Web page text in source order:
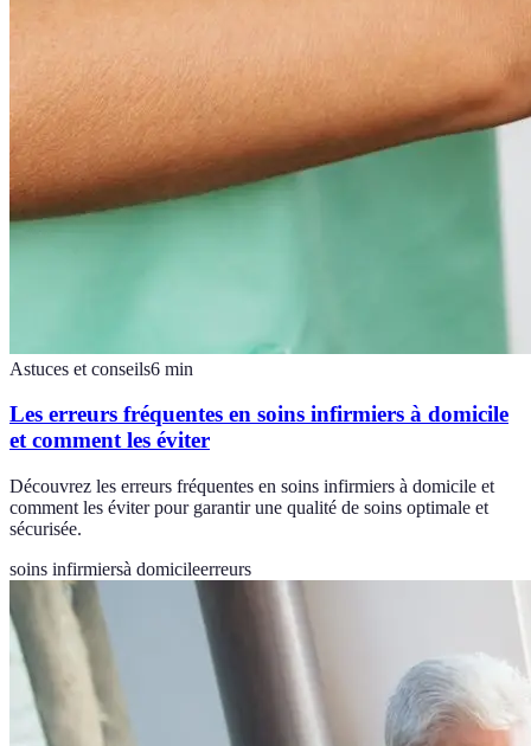
Astuces et conseils6 min
Les erreurs fréquentes en soins infirmiers à domicile
et comment les éviter
Découvrez les erreurs fréquentes en soins infirmiers à domicile et
comment les éviter pour garantir une qualité de soins optimale et
sécurisée.
soins infirmiersà domicileerreurs